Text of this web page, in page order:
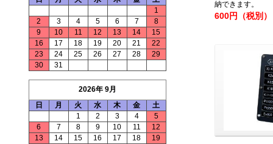
納できます。
600円（税別）
1
2
3 4 5 6 7
8
9
10 11 12 13 14
15
16
17 18 19 20 21
22
23
24 25 26 27 28
29
30
31
2026年 9月
日
月 火 水 木 金
土
1
2 3 4
5
6
7 8 9 10 11
12
13
14 15 16 17 18
19